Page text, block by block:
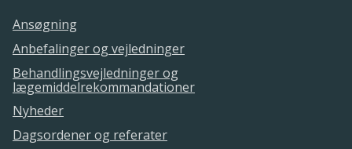
Ansøgning
Anbefalinger og vejledninger
Behandlingsvejledninger og
lægemiddelrekommandationer
Nyheder
Dagsordener og referater